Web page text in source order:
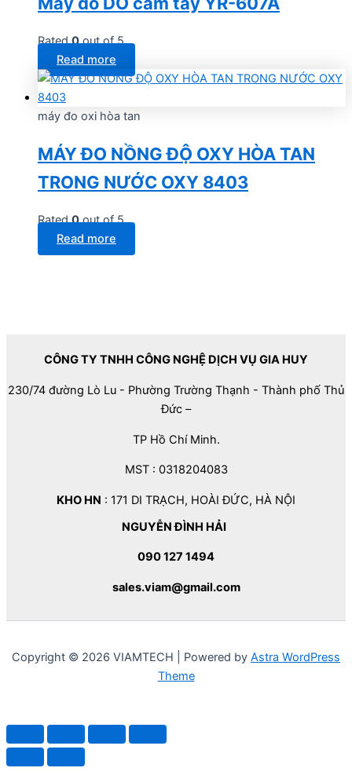
Rated0out of 5
Read more
máy đo oxi hòa tan
MÁY ĐO NỒNG ĐỘ OXY HÒA TAN
TRONG NƯỚC OXY 8403
Rated0out of 5
Read more
CÔNG TY TNHH CÔNG NGHỆ DỊCH VỤ GIA HUY
230/74 đường Lò Lu - Phường Trường Thạnh - Thành phố Thủ
Đức –
TP Hồ Chí Minh.
MST : 0318204083
KHO HN : 171 DI TRẠCH, HOÀI ĐỨC, HÀ NỘI
NGUYỄN ĐÌNH HẢI
090 127 1494
sales.viam@gmail.com
Copyright © 2026 VIAMTECH | Powered by Astra WordPress
Theme